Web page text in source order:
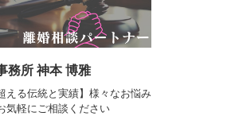
務所 神本 博雅
える伝統と実績】様々なお悩み
気軽にご相談ください